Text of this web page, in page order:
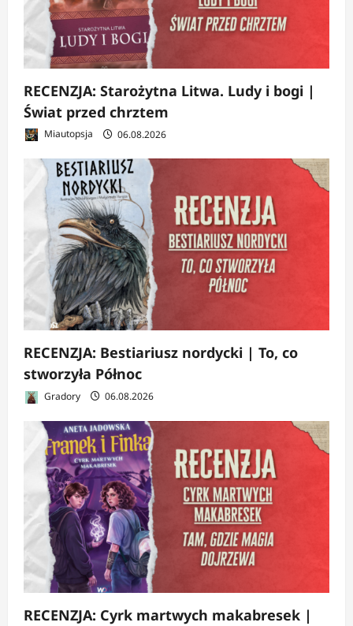
RECENZJA: Starożytna Litwa. Ludy i bogi |
Świat przed chrztem
Miautopsja 06.08.2026
RECENZJA: Bestiariusz nordycki | To, co
stworzyła Północ
Gradory 06.08.2026
RECENZJA: Cyrk martwych makabresek |